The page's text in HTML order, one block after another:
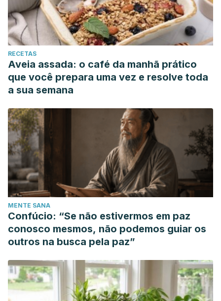
RECETAS
Aveia assada: o café da manhã prático
que você prepara uma vez e resolve toda
a sua semana
MENTE SANA
Confúcio: “Se não estivermos em paz
conosco mesmos, não podemos guiar os
outros na busca pela paz”